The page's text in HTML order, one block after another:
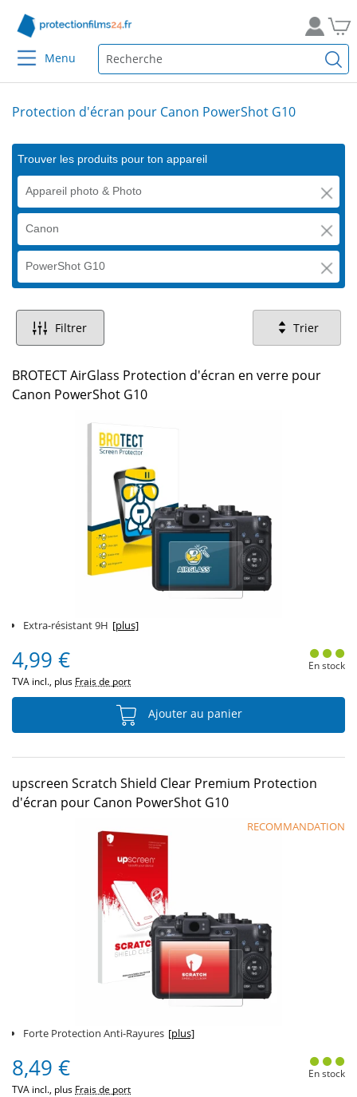
Menu
Protection d'écran pour Canon PowerShot G10
Trouver les produits pour ton appareil
Appareil photo & Photo
Canon
PowerShot G10
Filtrer Trier
BROTECT AirGlass Protection d'écran en verre pour
Canon PowerShot G10
Extra-résistant 9H [plus]
4,99 €
TVA incl., plus Frais de port
En stock
Ajouter au panier
upscreen Scratch Shield Clear Premium Protection
d'écran pour Canon PowerShot G10
RECOMMANDATION
Forte Protection Anti-Rayures [plus]
8,49 €
TVA incl., plus Frais de port
En stock